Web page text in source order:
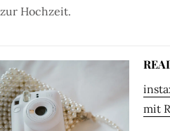
zur Hochzeit.
mit